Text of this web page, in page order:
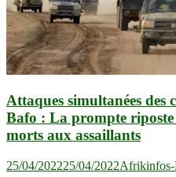
Attaques simultanées des
Bafo : La prompte
morts aux assaillants
25/04/202225/04/2022